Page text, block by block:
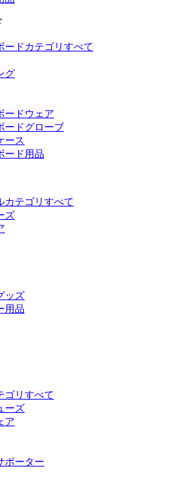
ードカテゴリすべて
グ
ードウェア
ードグローブ
ース
ード用品
カテゴリすべて
ズ
ッズ
用品
ゴリすべて
ーズ
ア
ポーター